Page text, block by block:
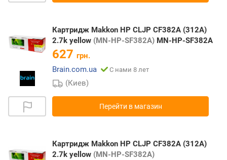
Картридж Makkon HP CLJP CF382A (312A)
2.7k yellow (MN-HP-SF382A) MN-HP-SF382A
627 грн.
Brain.com.ua
С нами 8 лет
(Киев)
Перейти в магазин
Картридж Makkon HP CLJP CF382A (312A)
2.7k yellow (MN-HP-SF382A)